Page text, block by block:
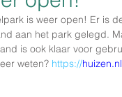
is weer open! Er is
aan het park gelegd.
is ook klaar voor
weten? https://